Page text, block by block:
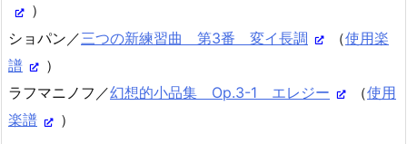
）
ショパン／三つの新練習曲 第3番 変イ長調 （使用楽
譜
）
ラフマニノフ／幻想的小品集 Op.3-1 エレジー （使用
楽譜
）